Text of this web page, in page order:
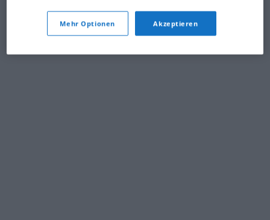
Mehr Optionen Akzeptieren